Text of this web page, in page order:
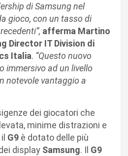
di Samsung nel
gioco, con un tasso di
afferma Martino
Director IT Division di
Italia. “Questo nuovo
immersivo ad un livello
notevole vantaggio a
dei giocatori che
minime distrazioni e
G9 è dotato delle più
display Samsung. Il G9